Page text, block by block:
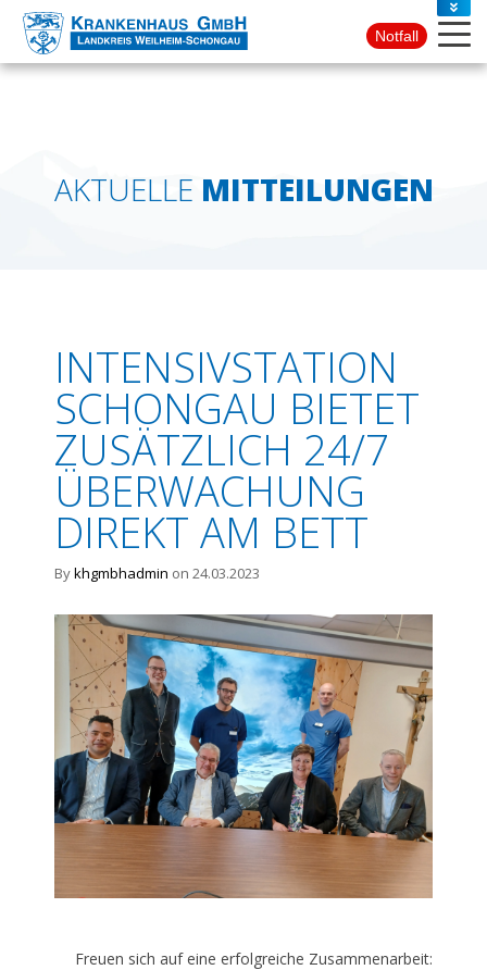
PRESSE
KONTAKT
Notfall
AKTUELLE MITTEILUNGEN
INTENSIVSTATION
SCHONGAU BIETET
ZUSÄTZLICH 24/7
ÜBERWACHUNG
DIREKT AM BETT
Bykhgmbhadmin on 24.03.2023
Freuen sich auf eine erfolgreiche Zusammenarbeit: